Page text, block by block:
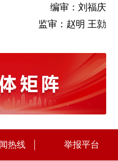
编审：刘福庆
监审：赵明 王勍
热线 举报平台